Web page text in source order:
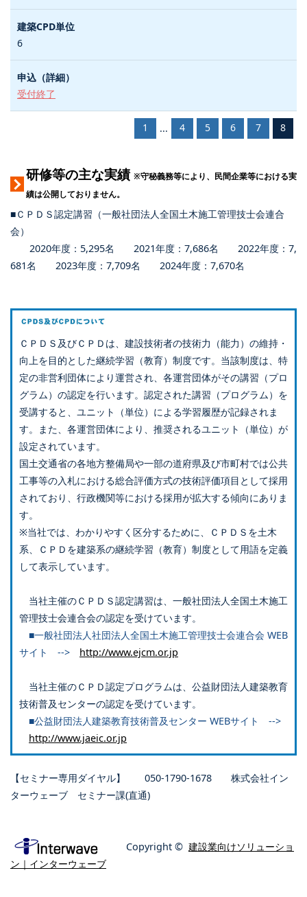
6
受付終了
1 ... 4 5 6 7 8
研修等の主な実績 ※守秘義務等により、民間企業等における実
績は公開しておりません。
■ＣＰＤＳ認定講習（一般社団法人全国土木施工管理技士会連合
会）
2020年度：5,295名 2021年度：7,686名 2022年度：7,
681名 2023年度：7,709名 2024年度：7,670名
ＣＰＤＳ及びＣＰＤは、建設技術者の技術力（能力）の維持・
向上を目的とした継続学習（教育）制度です。当該制度は、特
定の非営利団体により運営され、各運営団体がその講習（プロ
グラム）の認定を行います。認定された講習（プログラム）を
受講すると、ユニット（単位）による学習履歴が記録されま
す。また、各運営団体により、推奨されるユニット（単位）が
設定されています。
国土交通省の各地方整備局や一部の道府県及び市町村では公共
工事等の入札における総合評価方式の技術評価項目として採用
されており、行政機関等における採用が拡大する傾向にありま
す。
※当社では、わかりやすく区分するために、ＣＰＤＳを土木
系、ＣＰＤを建築系の継続学習（教育）制度として用語を定義
して表示しています。
当社主催のＣＰＤＳ認定講習は、一般社団法人全国土木施工
管理技士会連合会の認定を受けています。
■一般社団法人社団法人全国土木施工管理技士会連合会 WEB
サイト --> http://www.ejcm.or.jp
当社主催のＣＰＤ認定プログラムは、公益財団法人建築教育
技術普及センターの認定を受けています。
■公益財団法人建築教育技術普及センター WEBサイト -->
http://www.jaeic.or.jp
【セミナー専用ダイヤル】 050-1790-1678 株式会社イン
ターウェーブ セミナー課(直通)
Copyright © 建設業向けソリューショ
ン｜インターウェーブ